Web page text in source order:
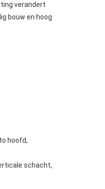
verandert
bouw en hoog
hoofd,
schacht,